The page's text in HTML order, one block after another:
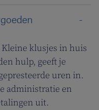
Kleine klusjes in huis
hulp, geeft je
uren in.
administratie en
uit.